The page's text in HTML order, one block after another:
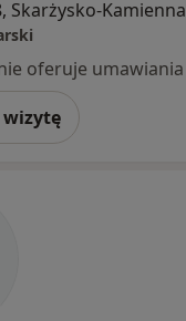
Skarżysko-Kamienna
wizytę